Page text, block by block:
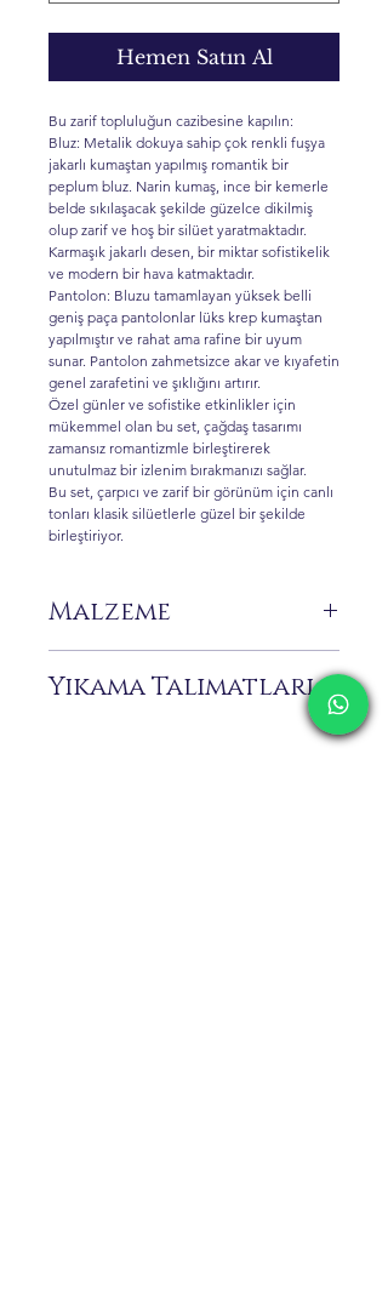
Hemen Satın Al
Bu zarif topluluğun cazibesine kapılın:
Bluz: Metalik dokuya sahip çok renkli fuşya
jakarlı kumaştan yapılmış romantik bir
peplum bluz. Narin kumaş, ince bir kemerle
belde sıkılaşacak şekilde güzelce dikilmiş
olup zarif ve hoş bir silüet yaratmaktadır.
Karmaşık jakarlı desen, bir miktar sofistikelik
ve modern bir hava katmaktadır.
Pantolon: Bluzu tamamlayan yüksek belli
geniş paça pantolonlar lüks krep kumaştan
yapılmıştır ve rahat ama rafine bir uyum
sunar. Pantolon zahmetsizce akar ve kıyafetin
genel zarafetini ve şıklığını artırır.
Özel günler ve sofistike etkinlikler için
mükemmel olan bu set, çağdaş tasarımı
zamansız romantizmle birleştirerek
unutulmaz bir izlenim bırakmanızı sağlar.
Bu set, çarpıcı ve zarif bir görünüm için canlı
tonları klasik silüetlerle güzel bir şekilde
birleştiriyor.
Malzeme
Yıkama Talimatları